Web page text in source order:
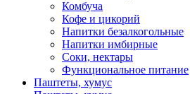
Комбуча
Кофе и цикорий
Напитки безалкогольные
Напитки имбирные
Соки, нектары
Функциональное питание
Паштеты, хумус